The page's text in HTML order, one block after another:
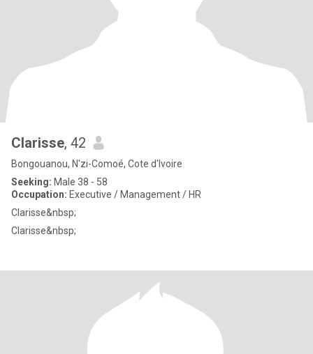
Clarisse, 42
Bongouanou, N'zi-Comoé, Cote d'Ivoire
Seeking: Male 38 - 58
Occupation: Executive / Management / HR
Clarisse&nbsp;
Clarisse&nbsp;